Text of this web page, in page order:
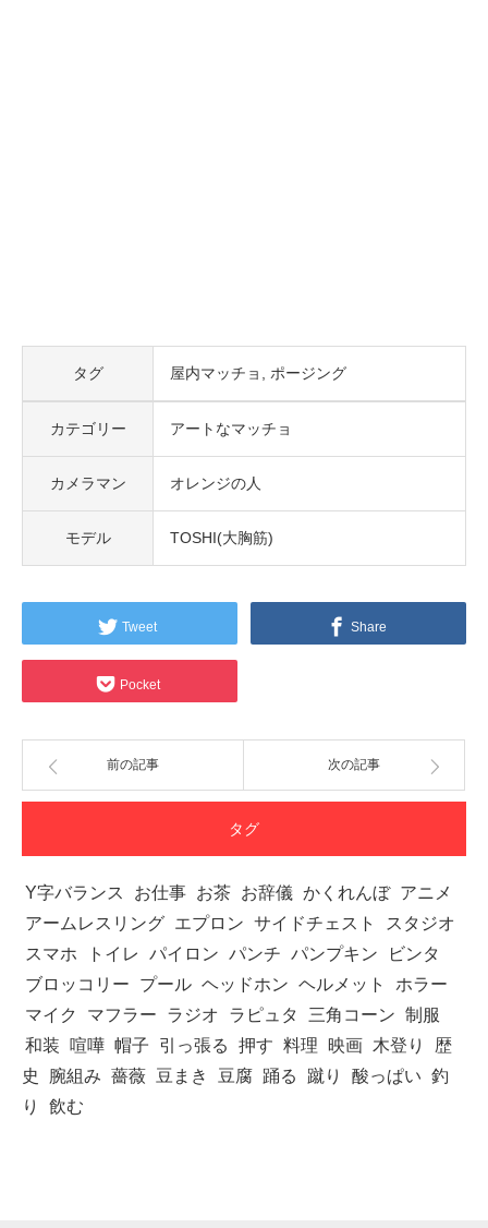
タグ 屋内マッチョ ポージング
カテゴリー アートなマッチョ
カメラマン オレンジの人
モデル TOSHI(大胸筋)
Tweet Share
Pocket
前の記事 次の記事
タグ
Y字バランス お仕事 お茶 お辞儀 かくれんぼ アニメ
アームレスリング エプロン サイドチェスト
スタジオ
スマホ
トイレ パイロン パンチ パンプキン
ビンタ
ブロッコリー
プール ヘッドホン ヘルメット
ホラー
マイク
マフラー ラジオ ラピュタ 三角コーン 制服
和装
喧嘩 帽子 引っ張る 押す 料理 映画 木登り
歴
史
腕組み 薔薇 豆まき 豆腐 踊る 蹴り 酸っぱい 釣
り
飲む